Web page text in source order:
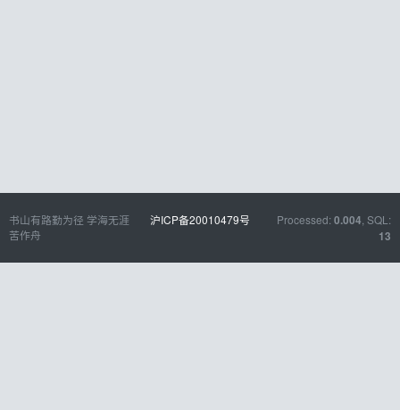
书山有路勤为径 学海无涯
苦作舟
沪ICP备20010479号 Processed: 0.004 , SQL:
13